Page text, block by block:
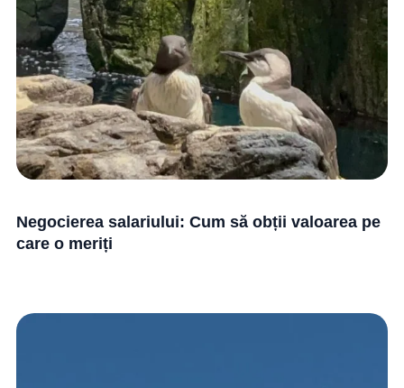
Negocierea salariului: Cum să obții valoarea pe
care o meriți